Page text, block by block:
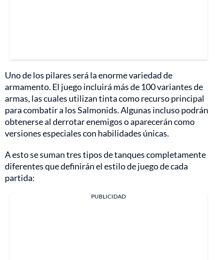
Uno de los pilares será la enorme variedad de
armamento. El juego incluirá más de 100 variantes de
armas, las cuales utilizan tinta como recurso principal
para combatir a los Salmonids. Algunas incluso podrán
obtenerse al derrotar enemigos o aparecerán como
versiones especiales con habilidades únicas.
A esto se suman tres tipos de tanques completamente
diferentes que definirán el estilo de juego de cada
partida:
PUBLICIDAD